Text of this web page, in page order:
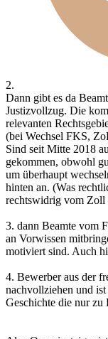
2.
Dann gibt es da
Justizvollzug. Die
relevanten
(bei Wechsel FKS,
Sind seit Mitte 2018
gekommen, obwohl
um überhaupt
hinten an. (Was
rechtswidrig vom Zoll
3. dann Beamte vom
an Vorwissen
motiviert sind. Auch
4. Bewerber aus der
nachvollziehen und
Geschichte die nur zu